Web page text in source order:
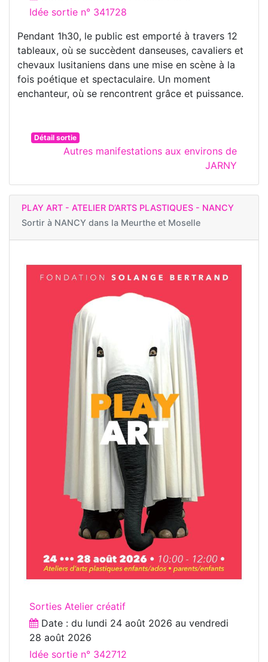
Idée sortie n° 341728
Pendant 1h30, le public est emporté à travers 12
tableaux, où se succèdent danseuses, cavaliers et
chevaux lusitaniens dans une mise en scène à la
fois poétique et spectaculaire. Un moment
enchanteur, où se rencontrent grâce et puissance.
Détail sortie
Autres manifestations aux environs de
JARNY
PLAY ART - ATELIER D’ARTS PLASTIQUES - NANCY
Sortir à NANCY dans la Meurthe et Moselle
Sorties Atelier créatif
Date : du lundi 24 août 2026 au vendredi
28 août 2026
Idée sortie n° 342712